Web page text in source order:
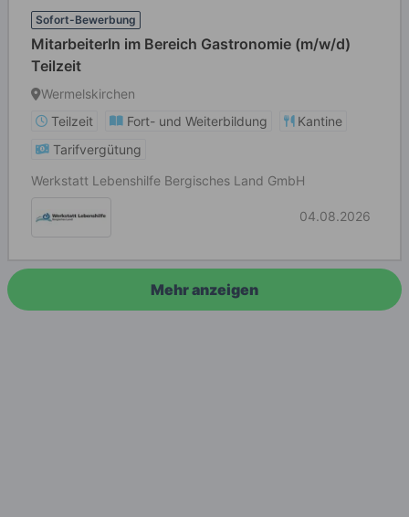
Sofort-Bewerbung
MitarbeiterIn im Bereich Gastronomie (m/w/d)
Teilzeit
Wermelskirchen
Teilzeit
Fort- und Weiterbildung
Kantine
Tarifvergütung
Werkstatt Lebenshilfe Bergisches Land GmbH
04.08.2026
Mehr anzeigen